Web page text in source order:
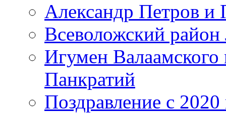
Александр Петров и
Всеволожский район
Игумен
Панкратий
Поздравление с 2020